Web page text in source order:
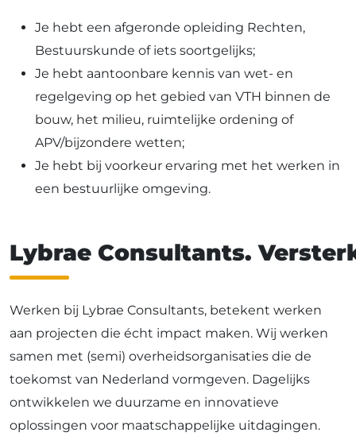
Je hebt een afgeronde opleiding Rechten,
Bestuurskunde of iets soortgelijks;
Je hebt aantoonbare kennis van wet- en
regelgeving op het gebied van VTH binnen de
bouw, het milieu, ruimtelijke ordening of
APV/bijzondere wetten;
Je hebt bij voorkeur ervaring met het werken in
een bestuurlijke omgeving.
Lybrae Consultants.
Werken bij Lybrae Consultants, betekent werken
aan projecten die écht impact maken. Wij werken
samen met (semi) overheidsorganisaties die de
toekomst van Nederland vormgeven. Dagelijks
ontwikkelen we duurzame en innovatieve
oplossingen voor maatschappelijke uitdagingen.